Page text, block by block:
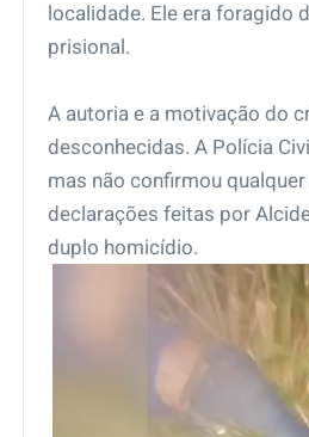
localidade. Ele era foragido
prisional.
A autoria e a motivação do
desconhecidas. A Polícia
mas não confirmou
declarações feitas por
duplo homicídio.